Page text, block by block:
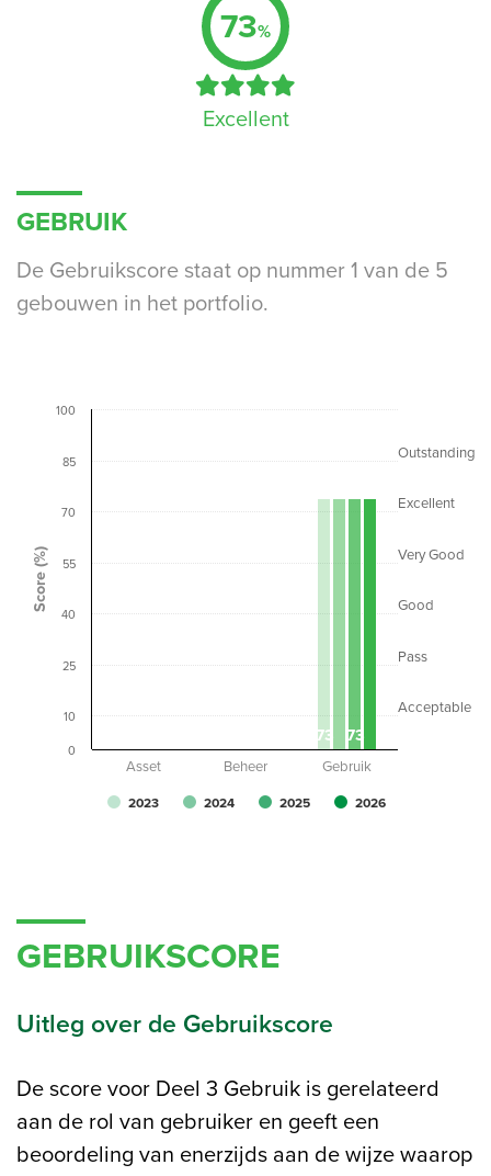
73%
Excellent
GEBRUIK
De Gebruikscore staat op nummer 1 van de 5
gebouwen in het portfolio.
Acceptable
Pass
Good
Very Good
Excellent
Outstanding
Score (%)
73 73
2023 2024 2025 2026
Asset Beheer Gebruik
0
10
25
40
55
70
85
100
GEBRUIKSCORE
Uitleg over de Gebruikscore
De score voor Deel 3 Gebruik is gerelateerd
aan de rol van gebruiker en geeft een
beoordeling van enerzijds aan de wijze waarop